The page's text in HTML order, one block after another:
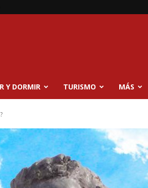
Y DORMIR TURISMO MÁS